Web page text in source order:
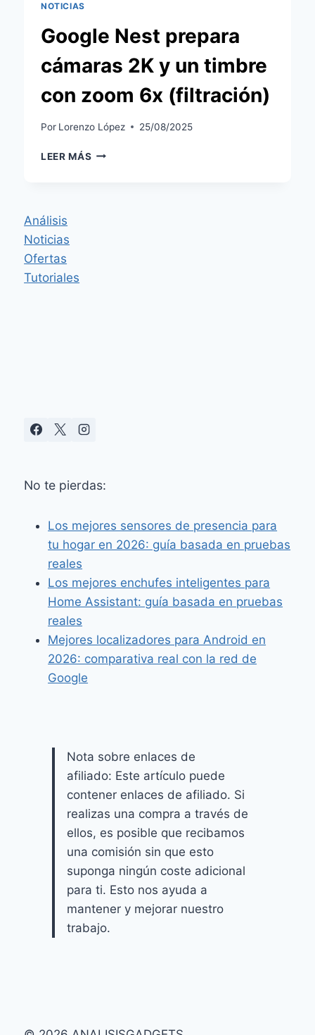
NOTICIAS
Google Nest prepara
cámaras 2K y un timbre
con zoom 6x (filtración)
Por Lorenzo López 25/08/2025
LEER MÁS GOOGLE
Análisis
Noticias
Ofertas
Tutoriales
No te pierdas:
Los mejores sensores de presencia para
tu hogar en 2026: guía basada en pruebas
reales
Los mejores enchufes inteligentes para
Home Assistant: guía basada en pruebas
reales
Mejores localizadores para Android en
2026: comparativa real con la red de
Google
Nota sobre enlaces de
afiliado: Este artículo puede
contener enlaces de afiliado. Si
realizas una compra a través de
ellos, es posible que recibamos
una comisión sin que esto
suponga ningún coste adicional
para ti. Esto nos ayuda a
mantener y mejorar nuestro
trabajo.